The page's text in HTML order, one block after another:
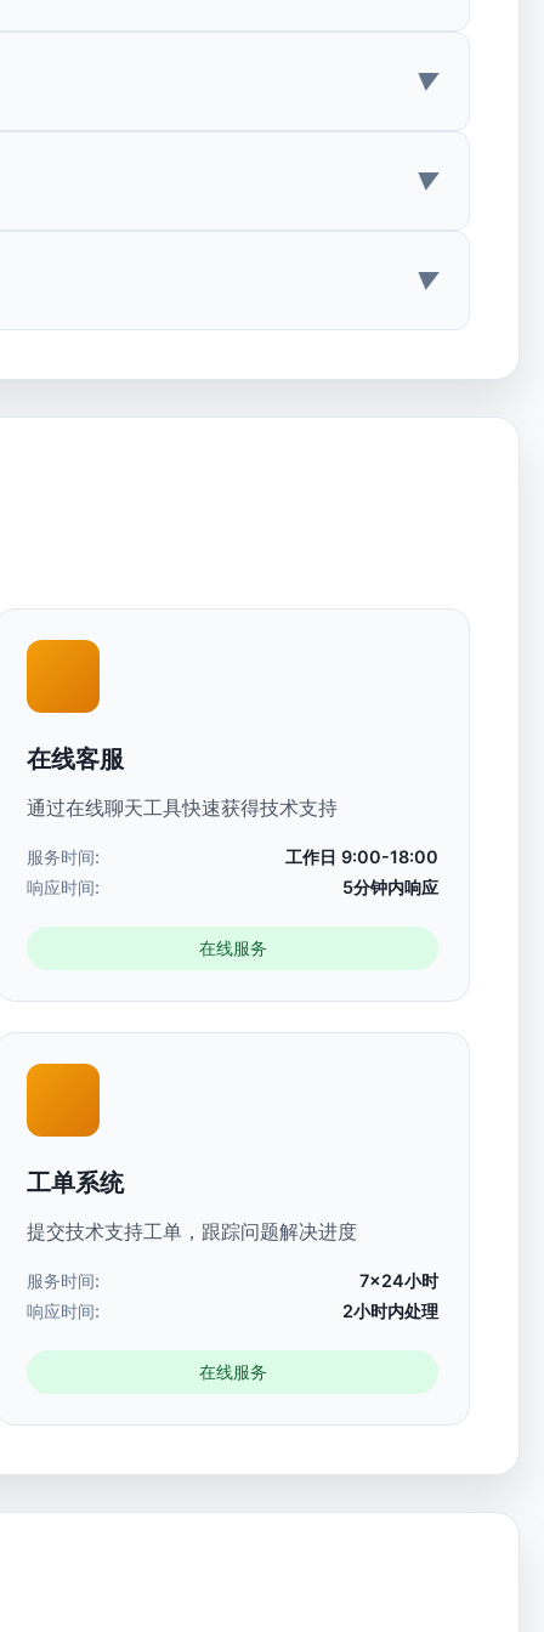
在线客服
通过在线聊天工具快速获得技术支持
服务时间:
工作日 9:00-18:00
响应时间:
5分钟内响应
在线服务
工单系统
提交技术支持工单，跟踪问题解决进度
服务时间:
7×24小时
响应时间:
2小时内处理
在线服务